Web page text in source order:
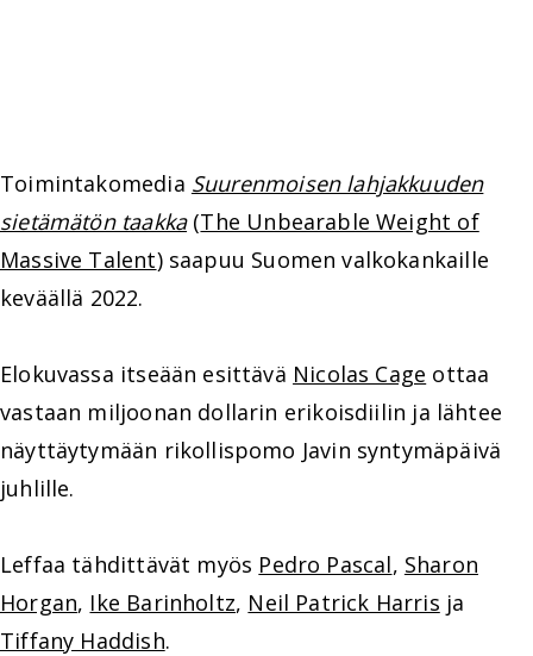
Toimintakomedia Suurenmoisen lahjakkuuden
sietämätön taakka(The Unbearable Weight of
Massive Talent) saapuu Suomen valkokankaille
keväällä 2022.
Elokuvassa itseään esittävä Nicolas Cage ottaa
vastaan miljoonan dollarin erikoisdiilin ja lähtee
näyttäytymään rikollispomo Javin syntymäpäivä
juhlille.
Leffaa tähdittävät myös Pedro Pascal, Sharon
Horgan, Ike Barinholtz, Neil Patrick Harris ja
Tiffany Haddish.